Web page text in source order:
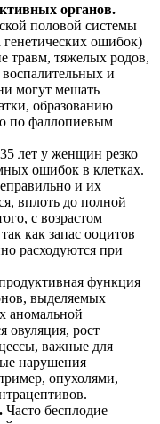
органов.
половой системы
ошибок)
травм, тяжелых родов,
и
могут мешать
образованию
по фаллопиевым
лет у женщин резко
ошибок в клетках.
и их
вплоть до полной
с возрастом
как запас ооцитов
расходуются при
функция
выделяемых
аномальной
овуляция, рост
важные для
нарушения
опухолями,
Часто бесплодие